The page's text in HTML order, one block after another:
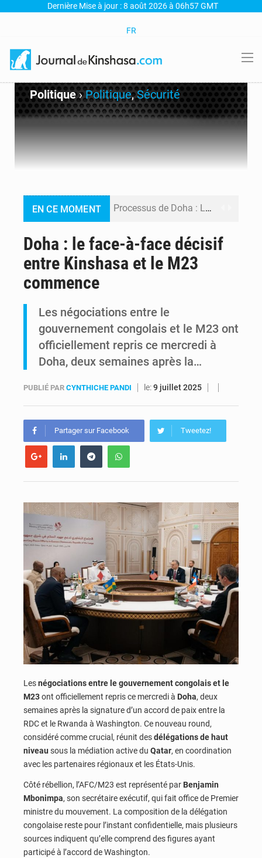
Dernière Mise à jour : 8 août 2026 à 06h57 GMT
FR
Politique›Politique,Sécurité
EN CE MOMENT Processus de Doha : La RDC libère 15 prisonniers et réaffirme sa détermination à respecter ses engagements
Fiscalité numérique : Seules les startups bénéficient de l’exonération, mais l’arrêté interministériel reste en vigueur (Mise au point)
Doha : le face-à-face décisif
entre Kinshasa et le M23
commence
Les négociations entre le
gouvernement congolais et le M23 ont
officiellement repris ce mercredi à
Doha, deux semaines après la…
PUBLIÉ PAR CYNTHICHE PANDI le:9 juillet 2025
Partager sur Facebook Tweetez!
Lesnégociations entre le gouvernement congolais et le
M23ont officiellement repris ce mercredi à Doha, deux
semaines après la signature d’un accord de paix entre la
RDC et le Rwanda à Washington. Ce nouveau round,
considéré comme crucial, réunit desdélégations de haut
niveau sous la médiation active du Qatar, en coordination
avec les partenaires régionaux et les États-Unis.
Côté rébellion, l’AFC/M23 est représenté par Benjamin
Mbonimpa, son secrétaire exécutif, qui fait office de Premier
ministre du mouvement. La composition de la délégation
congolaise reste pour l’instant confidentielle, mais plusieurs
sources indiquent qu’elle comprend des figures ayant
participé à l’accord de Washington.